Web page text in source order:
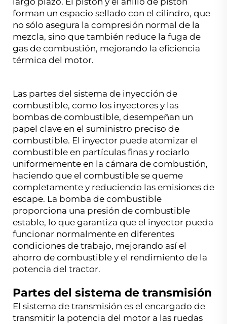
forman un espacio sellado con el cilindro, que
no sólo asegura la compresión normal de la
mezcla, sino que también reduce la fuga de
gas de combustión, mejorando la eficiencia
térmica del motor.
Las partes del sistema de inyección de
combustible, como los inyectores y las
bombas de combustible, desempeñan un
papel clave en el suministro preciso de
combustible. El inyector puede atomizar el
combustible en partículas finas y rociarlo
uniformemente en la cámara de combustión,
haciendo que el combustible se queme
completamente y reduciendo las emisiones de
escape. La bomba de combustible
proporciona una presión de combustible
estable, lo que garantiza que el inyector pueda
funcionar normalmente en diferentes
condiciones de trabajo, mejorando así el
ahorro de combustible y el rendimiento de la
potencia del tractor.
Partes del sistema de transmisión
El sistema de transmisión es el encargado de
transmitir la potencia del motor a las ruedas